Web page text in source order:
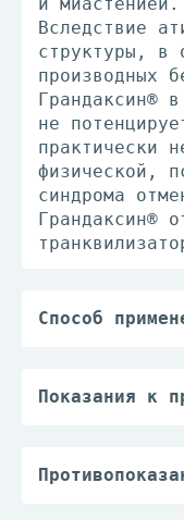
Вследствие
структуры, в
производных
Грандаксин®
не
практически
физической,
синдрома
Грандаксин®
Способ
заболевания и
Взрослым
таб.) 1-3
применении
Показания к